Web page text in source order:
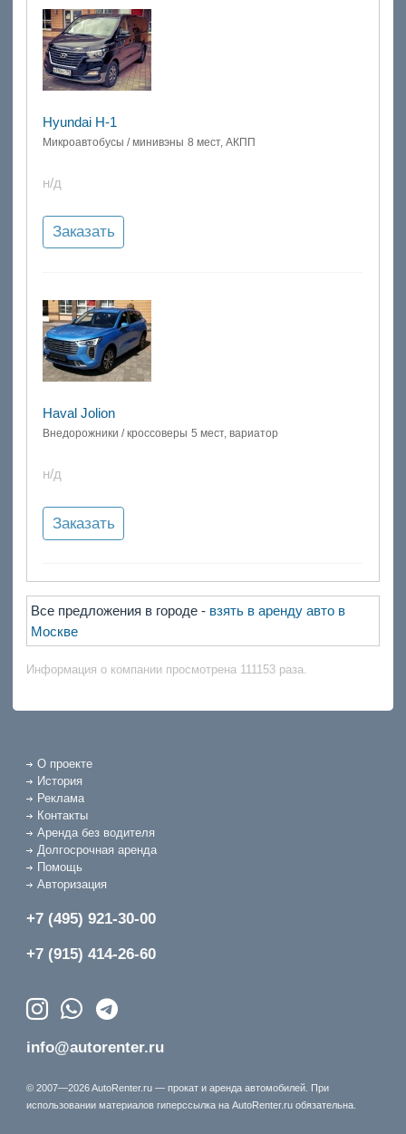
Hyundai H-1
Микроавтобусы / минивэны 8 мест, АКПП
н/д
Заказать
Haval Jolion
Внедорожники / кроссоверы 5 мест, вариатор
н/д
Заказать
Все предложения в городе - взять в аренду авто в
Москве
Информация о компании просмотрена 111153 раза.
О проекте
История
Реклама
Контакты
Аренда без водителя
Долгосрочная аренда
Помощь
Авторизация
+7 (495) 921-30-00
+7 (915) 414-26-60
info@autorenter.ru
© 2007—2026 AutoRenter.ru — прокат и аренда автомобилей. При
использовании материалов гиперссылка на AutoRenter.ru обязательна.